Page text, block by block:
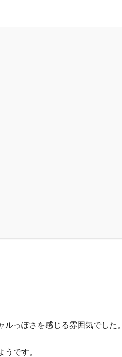
っぽさを感じる雰囲気でした。
です。